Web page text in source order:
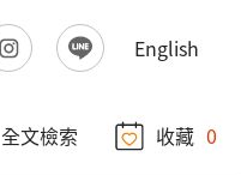
English
全文檢索 收藏 0